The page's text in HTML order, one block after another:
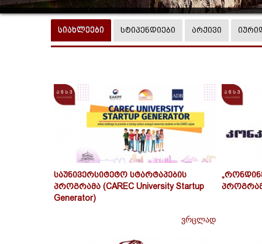
სიახლეები სტიპენდიები არქივი
საუნივერსიტეტო სტარტაპების
პროგრამა (CAREC University Startup
Generator)
ვრცლად